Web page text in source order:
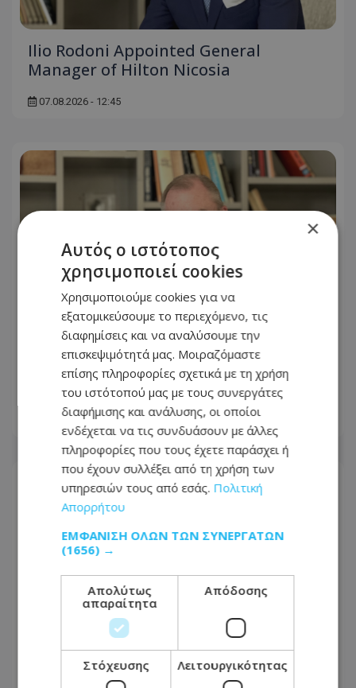
Ilio Rodoni Appointed General
Manager of Hilton Nicosia
07.08.2026 - 12:45
Νέος Γενικός Διευθυντής του Hilton
Nicosia ο Ilio Rodoni
07.08.2026 - 12:44
×
Αυτός ο ιστότοπος
χρησιμοποιεί cookies
Χρησιμοποιούμε cookies για να
εξατομικεύσουμε το περιεχόμενο, τις
διαφημίσεις και να αναλύσουμε την
επισκεψιμότητά μας. Μοιραζόμαστε
επίσης πληροφορίες σχετικά με τη χρήση
του ιστότοπού μας με τους συνεργάτες
διαφήμισης και ανάλυσης, οι οποίοι
ενδέχεται να τις συνδυάσουν με άλλες
πληροφορίες που τους έχετε παράσχει ή
που έχουν συλλέξει από τη χρήση των
υπηρεσιών τους από εσάς. Πολιτική
Απορρήτου
ΕΜΦΆΝΙΣΗ ΌΛΩΝ ΤΩΝ ΣΥΝΕΡΓΑΤΏΝ
(1656) →
Απολύτως
απαραίτητα
Απόδοσης
Στόχευσης Λειτουργικότητας